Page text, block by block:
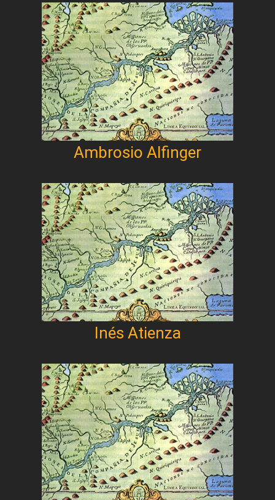
Ambrosio Alfinger
Inés Atienza